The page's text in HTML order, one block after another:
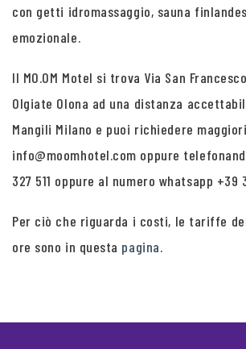
con getti idromassaggio, sauna
emozionale.
Il MO.OM Motel si trova Via San
Olgiate Olona ad una distanza
Mangili Milano e puoi richiedere
info@moomhotel.com oppure
327 511 oppure al numero whatsapp +39
Per ciò che riguarda i costi, le tariffe
ore sono in questa pagina.